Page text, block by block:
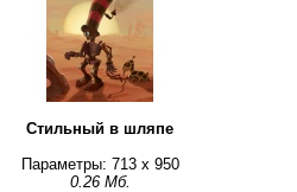
Стильный в шляпе
Параметры: 713 x 950
0.26 Мб.